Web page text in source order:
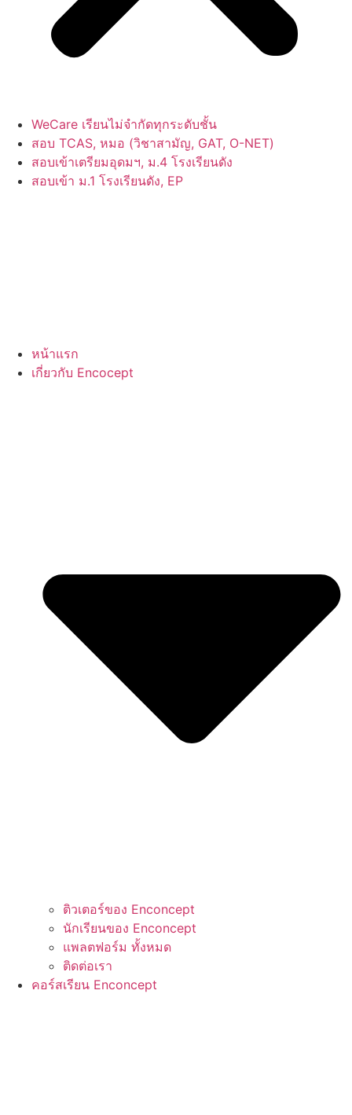
WeCare เรียนไม่จำกัดทุกระดับชั้น
สอบ TCAS, หมอ (วิชาสามัญ, GAT, O-NET)
สอบเข้าเตรียมอุดมฯ, ม.4 โรงเรียนดัง
สอบเข้า ม.1 โรงเรียนดัง, EP
หน้าแรก
เกี่ยวกับ Encocept
ติวเตอร์ของ Enconcept
นักเรียนของ Enconcept
แพลตฟอร์ม ทั้งหมด
ติดต่อเรา
คอร์สเรียน Enconcept